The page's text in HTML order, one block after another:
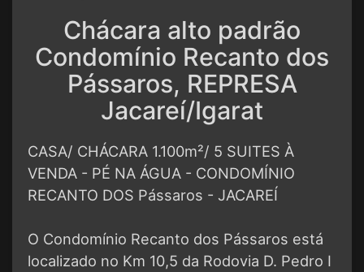
Chácara alto padrão
Condomínio Recanto dos
Pássaros, REPRESA
Jacareí/Igarat
CASA/ CHÁCARA 1.100m²/ 5 SUITES À
VENDA - PÉ NA ÁGUA - CONDOMÍNIO
RECANTO DOS Pássaros - JACAREÍ
O Condomínio Recanto dos Pássaros está
localizado no Km 10,5 da Rodovia D. Pedro I